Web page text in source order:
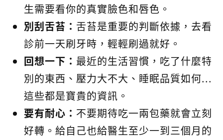
生需要看你的真實臉色和唇色。
別刮舌苔： 舌苔是重要的判斷依據，去看
診前一天刷牙時，輕輕刷過就好。
回想一下： 最近的生活習慣，吃了什麼特
別的東西、壓力大不大、睡眠品質如何...
這些都是寶貴的資訊。
要有耐心： 不要期待吃一兩包藥就會立刻
好轉。給自己也給醫生至少一到三個月的